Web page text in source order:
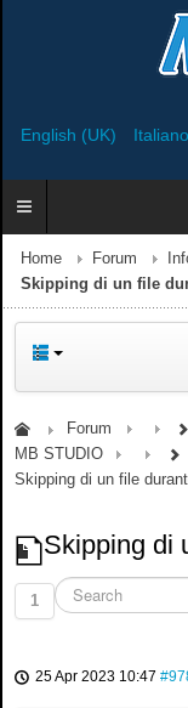
English (UK) Italiano
Home Forum
Skipping di un file
Forum
MB STUDIO
Skipping di un file
Skipping di
1
25 Apr 2023 10:47